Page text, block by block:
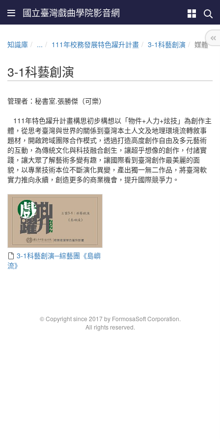
國立臺灣戲曲學院影音網
知識庫 ... 111年校務發展特色躍升計畫 3-1科藝創演 媒體
3-1科藝創演
管理者：秘書室.張勝傑（可樂）
111年特色躍升計畫構思初步構想以「物件+人力+炫技」為創作主
體，從思考臺灣與世界的關係到臺灣本土人文及地理環境流轉敘事
題材，開啟跨域團隊合作模式，透過打造高度創作自由及多元藝術
的互動，為傳統文化與科技融合創生，讓超乎想像的創作，付諸實
踐，讓大眾了解藝術多變有趣，讓國際看到臺灣創作最美麗的面
貌，以專業技術本位不斷演化異變，產出獨一無二作品，將臺灣軟
實力推向永續，創造更多的商業機會，提升國際競爭力。
3-1科藝創演─綜藝團《島嶼
流》
© Copyright since 2017 by FormosaSoft Corporation.
All rights reserved.